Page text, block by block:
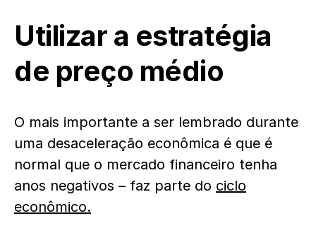
Utilizar a estratégia
de preço médio
O mais importante a ser lembrado durante
uma desaceleração econômica é que é
normal que o mercado financeiro tenha
anos negativos – faz parte do ciclo
econômico.